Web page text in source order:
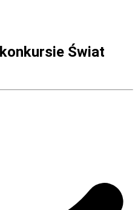
Świat